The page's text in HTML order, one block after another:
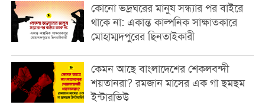
কোনো ভদ্রঘরের মানুষ সন্ধ্যার পর বাইরে
থাকে না: একান্ত কাল্পনিক সাক্ষাতকারে
মোহাম্মদপুরের ছিনতাইকারী
কেমন আছে বাংলাদেশের শেকলবন্দী
শয়তানরা? রমজান মাসের এক গা ছমছম
ইন্টারভিউ